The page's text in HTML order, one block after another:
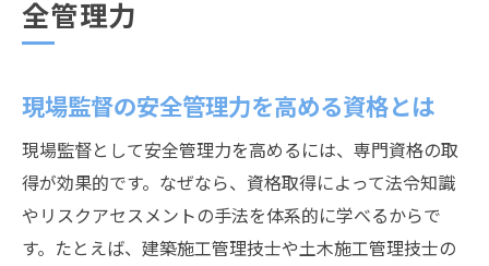
全管理力
現場監督の安全管理力を高める資格とは
現場監督として安全管理力を高めるには、専門資格の取
得が効果的です。なぜなら、資格取得によって法令知識
やリスクアセスメントの手法を体系的に学べるからで
す。たとえば、建築施工管理技士や土木施工管理技士の